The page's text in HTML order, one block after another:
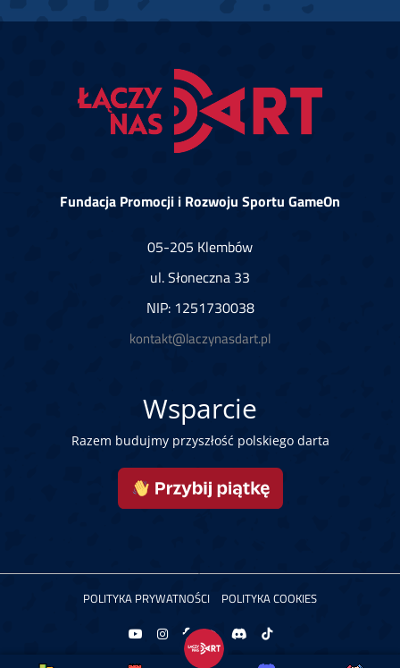
Fundacja Promocji i Rozwoju Sportu GameOn
05-205 Klembów
ul. Słoneczna 33
NIP: 1251730038
kontakt@laczynasdart.pl
Wsparcie
Razem budujmy przyszłość polskiego darta
POLITYKA PRYWATNOŚCI POLITYKA COOKIES